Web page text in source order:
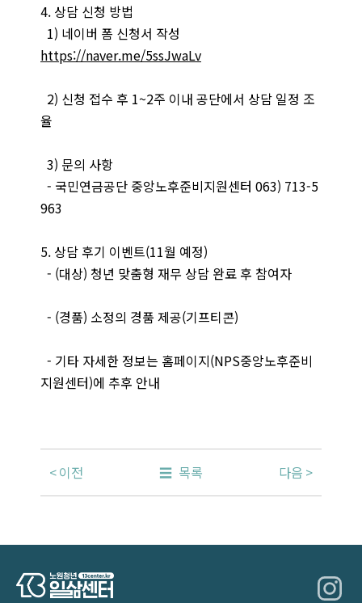
4. 상담 신청 방법
1) 네이버 폼 신청서 작성
https://naver.me/5ssJwaLv
2) 신청 접수 후 1~2주 이내 공단에서 상담 일정 조
율
3) 문의 사항
- 국민연금공단 중앙노후준비지원센터 063) 713-5
963
5. 상담 후기 이벤트(11월 예정)
- (대상) 청년 맞춤형 재무 상담 완료 후 참여자
- (경품) 소정의 경품 제공(기프티콘)
- 기타 자세한 정보는 홈페이지(NPS중앙노후준비
지원센터)에 추후 안내
이전 목록 다음